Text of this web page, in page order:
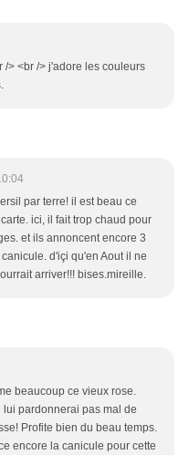
/> <br /> j'adore les couleurs
par terre! il est beau ce
ici, il fait trop chaud pour
et ils annoncent encore 3
d'içi qu'en Aout il ne
arriver!!! bises.mireille.
beaucoup ce vieux rose.
pardonnerai pas mal de
Profite bien du beau temps.
encore la canicule pour cette